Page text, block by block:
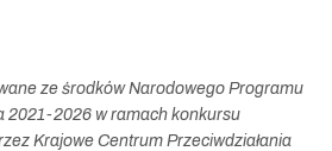
ze środków Narodowego Programu
2021-2026 w ramach konkursu
Krajowe Centrum Przeciwdziałania